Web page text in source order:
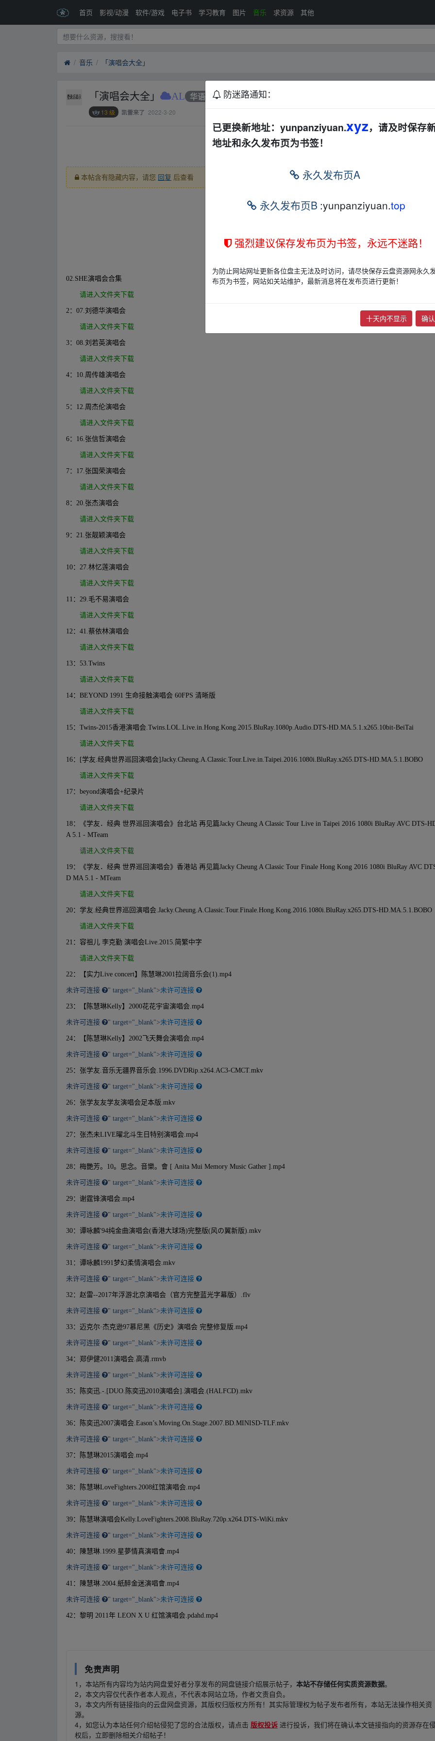
首页 影视/动漫 软件/游戏 电子书 学习教育 图片 音乐 求资源 其他
音乐 「演唱会大全」
「演唱会大全」 AL 华语 合集
13 级 凯雷来了 2022-3-20
本帖含有隐藏内容，请您 回复 后查看
02.SHE演唱会合集
请进入文件夹下载
2：07.刘德华演唱会
请进入文件夹下载
3：08.刘若英演唱会
请进入文件夹下载
4：10.周传雄演唱会
请进入文件夹下载
5：12.周杰伦演唱会
请进入文件夹下载
6：16.张信哲演唱会
请进入文件夹下载
7：17.张国荣演唱会
请进入文件夹下载
8：20.张杰演唱会
请进入文件夹下载
9：21.张靓颖演唱会
请进入文件夹下载
10：27.林忆莲演唱会
请进入文件夹下载
11：29.毛不易演唱会
请进入文件夹下载
12：41.蔡依林演唱会
请进入文件夹下载
13：53.Twins
请进入文件夹下载
14：BEYOND 1991 生命接触演唱会 60FPS 清晰版
请进入文件夹下载
15：Twins-2015香港演唱会.Twins.LOL.Live.in.Hong.Kong.2015.BluRay.1080p.Audio.DTS-HD.MA.5.1.x265.10bit-BeiTai
请进入文件夹下载
16：[学友.经典世界巡回演唱会]Jacky.Cheung.A.Classic.Tour.Live.in.Taipei.2016.1080i.BluRay.x265.DTS-HD.MA.5.1.BOBO
请进入文件夹下载
17：beyond演唱会+纪录片
请进入文件夹下载
18：《学友．经典 世界巡回演唱会》台北站 再见篇Jacky Cheung A Classic Tour Live in Taipei 2016 1080i BluRay AVC DTS-
A 5.1 - MTeam
请进入文件夹下载
19：《学友．经典 世界巡回演唱会》香港站 再见篇Jacky Cheung A Classic Tour Finale Hong Kong 2016 1080i BluRay AVC
D MA 5.1 - MTeam
请进入文件夹下载
20：学友.经典世界巡回演唱会.Jacky.Cheung.A.Classic.Tour.Finale.Hong.Kong.2016.1080i.BluRay.x265.DTS-HD.MA.5.1.BOBO
请进入文件夹下载
21：容祖儿 李克勤 演唱会Live.2015.简繁中字
请进入文件夹下载
22：【实力Live concert】陈慧琳2001拉阔音乐会(1).mp4
未许可连接 " target="_blank">未许可连接
23：【陈慧琳Kelly】2000花花宇宙演唱会.mp4
未许可连接 " target="_blank">未许可连接
24：【陈慧琳Kelly】2002飞天舞会演唱会.mp4
未许可连接 " target="_blank">未许可连接
25：张学友.音乐无疆界音乐会.1996.DVDRip.x264.AC3-CMCT.mkv
未许可连接 " target="_blank">未许可连接
26：张学友友学友演唱会足本版.mkv
未许可连接 " target="_blank">未许可连接
27：张杰未LIVE曜北斗生日特别演唱会.mp4
未许可连接 " target="_blank">未许可连接
28：梅艷芳。10。思念。音樂。會 [ Anita Mui Memory Music Gather ].mp4
未许可连接 " target="_blank">未许可连接
29：谢霆锋演唱会.mp4
未许可连接 " target="_blank">未许可连接
30：谭咏麟'94纯金曲演唱会(香港大球场)完整版(风の翼新版).mkv
未许可连接 " target="_blank">未许可连接
31：谭咏麟1991梦幻柔情演唱会.mkv
未许可连接 " target="_blank">未许可连接
32：赵雷--2017年浮游北京演唱会（官方完整蓝光字幕版）.flv
未许可连接 " target="_blank">未许可连接
33：迈克尔·杰克逊97慕尼黑《历史》演唱会 完整修复版.mp4
未许可连接 " target="_blank">未许可连接
34：郑伊健2011演唱会.高清.rmvb
未许可连接 " target="_blank">未许可连接
35：陈奕迅.-.[DUO.陈奕迅2010演唱会].演唱会.(HALFCD).mkv
未许可连接 " target="_blank">未许可连接
36：陈奕迅2007演唱会.Eason’s.Moving.On.Stage.2007.BD.MINISD-TLF.mkv
未许可连接 " target="_blank">未许可连接
37：陈慧琳2015演唱会.mp4
未许可连接 " target="_blank">未许可连接
38：陈慧琳LoveFighters.2008红馆演唱会.mp4
未许可连接 " target="_blank">未许可连接
39：陈慧琳演唱会Kelly.LoveFighters.2008.BluRay.720p.x264.DTS-WiKi.mkv
未许可连接 " target="_blank">未许可连接
40：陳慧琳.1999.星夢情真演唱會.mp4
未许可连接 " target="_blank">未许可连接
41：陳慧琳.2004.紙醉金迷演唱會.mp4
未许可连接 " target="_blank">未许可连接
42：黎明 2011年 LEON X U 红馆演唱会.pdahd.mp4
免责声明
1，本站所有内容均为站内网盘爱好者分享发布的网盘链接介绍展示帖子， 本站不存储任何实质资源数据。
2，本文内容仅代表作者本人观点，不代表本网站立场，作者文责自负。
3，本文内所有链接指向的云盘网盘资源，其版权归版权方所有！其实际管理权为帖子发布者所有，本站无法操作相关资
源。
4，如您认为本站任何介绍帖侵犯了您的合法版权，请点击 版权投诉 进行投诉，我们将在确认本文链接指向的资源存在
权后，立即删除相关介绍帖子！
防迷路通知：
已更换新地址：yunpanziyuan.xyz，请及时保存
地址和永久发布页为书签！
永久发布页A
永久发布页B :yunpanziyuan.top
强烈建议保存发布页为书签，永远不迷路！
为防止网站网址更新各位盘主无法及时访问，请尽快保存云盘资源网永久
布页为书签，网站如关站维护，最新消息将在发布页进行更新！
十天内不显示 确认